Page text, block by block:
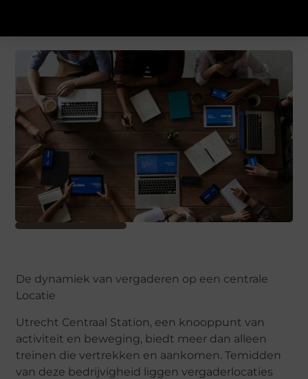
De dynamiek van vergaderen op een centrale
Locatie
Utrecht Centraal Station, een knooppunt van
activiteit en beweging, biedt meer dan alleen
treinen die vertrekken en aankomen.Temidden
van deze bedrijvigheid liggen vergaderlocaties